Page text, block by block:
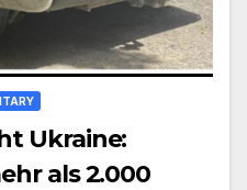
Ukraine:
als 2.000